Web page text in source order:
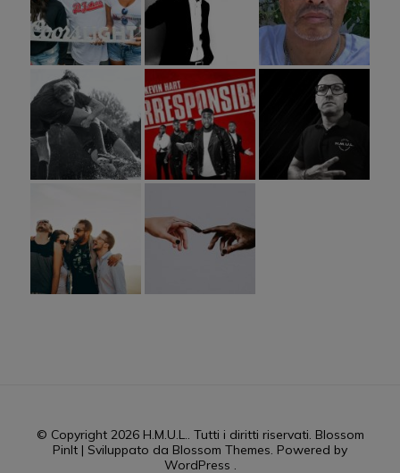
© Copyright 2026 H.M.U.L.. Tutti i diritti riservati. Blossom
PinIt | Sviluppato da Blossom Themes. Powered by
WordPress .